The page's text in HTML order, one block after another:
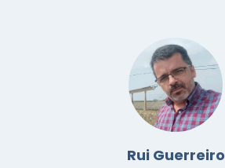
Rui Guerreiro